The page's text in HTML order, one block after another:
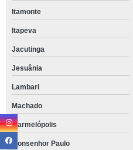
Itamonte
Itapeva
Jacutinga
Jesuânia
Lambari
Machado
Marmelópolis
Monsenhor Paulo